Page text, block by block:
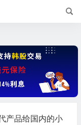
产品给国内的小